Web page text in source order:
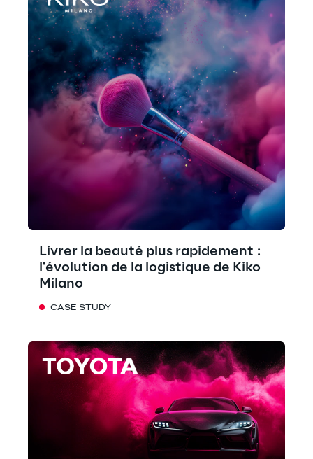
Livrer la beauté plus rapidement :
l'évolution de la logistique de Kiko
Milano
CASE STUDY